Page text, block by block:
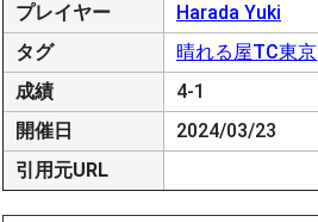
プレイヤー
Harada Yuki
タグ
晴れる屋TC東京
成績
4-1
開催日
2024/03/23
引用元URL